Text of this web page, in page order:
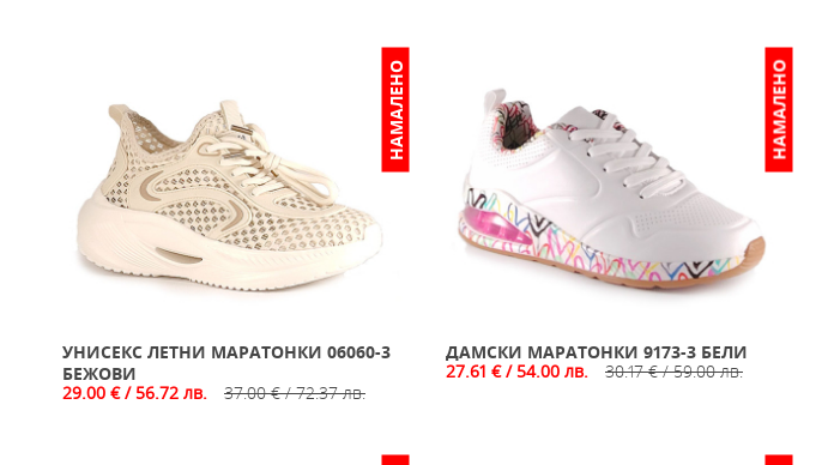
НАМАЛЕНО
УНИСЕКС ЛЕТНИ МАРАТОНКИ 06060-3
БЕЖОВИ
29.00 € / 56.72 лв.
37.00 € / 72.37 лв.
НАМАЛЕНО
ДАМСКИ МАРАТОНКИ 9173-3 БЕЛИ
27.61 € / 54.00 лв.
30.17 € / 59.00 лв.